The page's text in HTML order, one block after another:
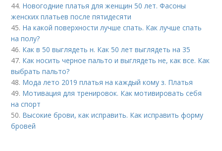
44. Новогодние платья для женщин 50 лет. Фасоны
женских платьев после пятидесяти
45. На какой поверхности лучше спать. Как лучше спать
на полу?
46. Как в 50 выглядеть н. Как 50 лет выглядеть на 35
47. Как носить черное пальто и выглядеть не, как все. Как
выбрать пальто?
48. Мода лето 2019 платья на каждый кому з. Платья
49. Мотивация для тренировок. Как мотивировать себя
на спорт
50. Высокие брови, как исправить. Как исправить форму
бровей